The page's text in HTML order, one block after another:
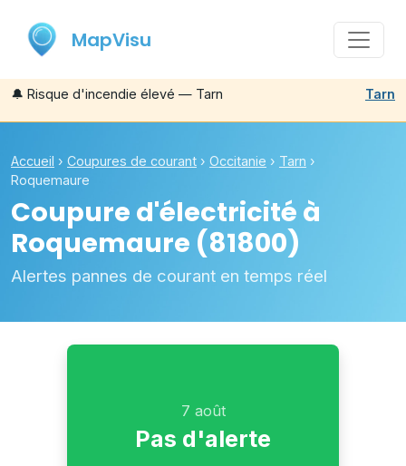
MapVisu
🔔 Risque d'incendie élevé — Tarn Tarn
Accueil › Coupures de courant › Occitanie › Tarn ›
Roquemaure
Coupure d'électricité à
Roquemaure (81800)
Alertes pannes de courant en temps réel
7 août
Pas d'alerte